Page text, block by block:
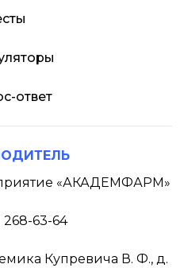
ответ
«АКАДЕМФАРМ»
268-63-64
Купревича В. Ф., д.